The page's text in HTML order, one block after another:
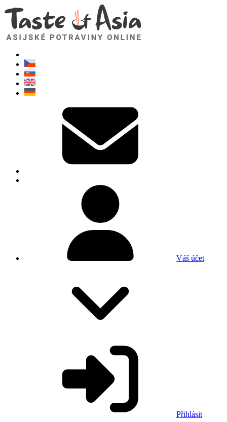
Váš účet
Přihlásit
TasteOfAsia.cz
Neváhejte se zeptat. Jsem tady pro vás!